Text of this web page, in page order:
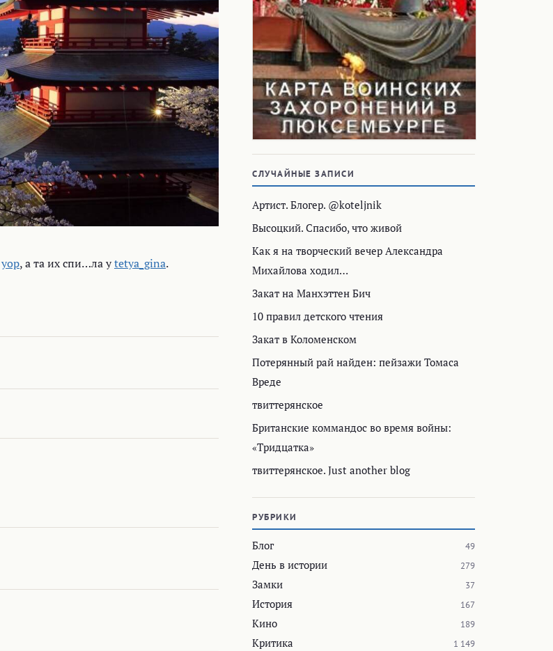
yop, а та их спи…ла уtetya_gina.
СЛУЧАЙНЫЕ ЗАПИСИ
Артист. Блогер. @koteljnik
Высоцкий. Спасибо, что живой
Как я на творческий вечер Александра
Михайлова ходил…
Закат на Манхэттен Бич
10 правил детского чтения
Закат в Коломенском
Потерянный рай найден: пейзажи Томаса
Вреде
твиттерянское
Британские коммандос во время войны:
«Тридцатка»
твиттерянское. Just another blog
РУБРИКИ
Блог 49
День в истории 279
Замки 37
История 167
Кино 189
Критика 1 149